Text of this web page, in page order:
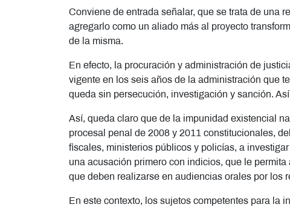
Conviene de entrada señalar, que se trata de una
agregarlo como un aliado más al proyecto
de la misma.
En efecto, la procuración y administración de
vigente en los seis años de la administración que
queda sin persecución, investigación y sanción.
Así, queda claro que de la impunidad existencial
procesal penal de 2008 y 2011 constitucionales,
fiscales, ministerios públicos y policías, a
una acusación primero con indicios, que le
que deben realizarse en audiencias orales por los
En este contexto, los sujetos competentes para la